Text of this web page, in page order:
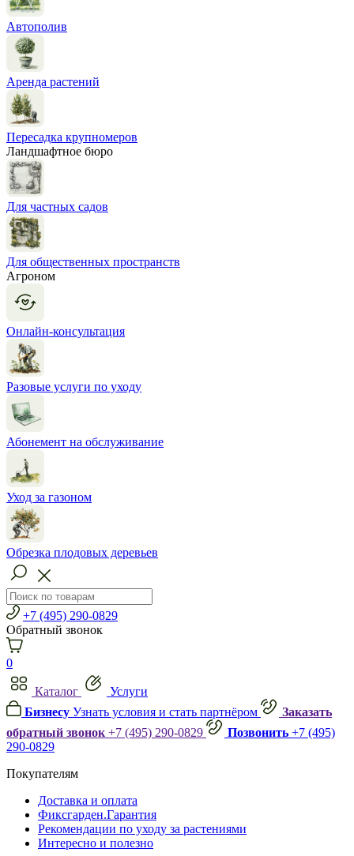
Автополив
Аренда растений
Пересадка крупномеров
Ландшафтное бюро
Для частных садов
Для общественных пространств
Агроном
Онлайн-консультация
Разовые услуги по уходу
Абонемент на обслуживание
Уход за газоном
Обрезка плодовых деревьев
+7 (495) 290-0829
Обратный звонок
0
Каталог
Услуги
Бизнесу Узнать условия и стать партнёром
Заказать
обратный звонок +7 (495) 290-0829 Позвонить +7 (495)
290-0829
Покупателям
Доставка и оплата
Фиксгарден.Гарантия
Рекомендации по уходу за растениями
Интересно и полезно